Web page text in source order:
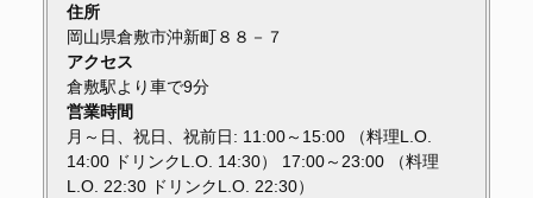
住所
岡山県倉敷市沖新町８８－７
アクセス
倉敷駅より車で9分
営業時間
月～日、祝日、祝前日: 11:00～15:00 （料理L.O.
14:00 ドリンクL.O. 14:30） 17:00～23:00 （料理
L.O. 22:30 ドリンクL.O. 22:30）